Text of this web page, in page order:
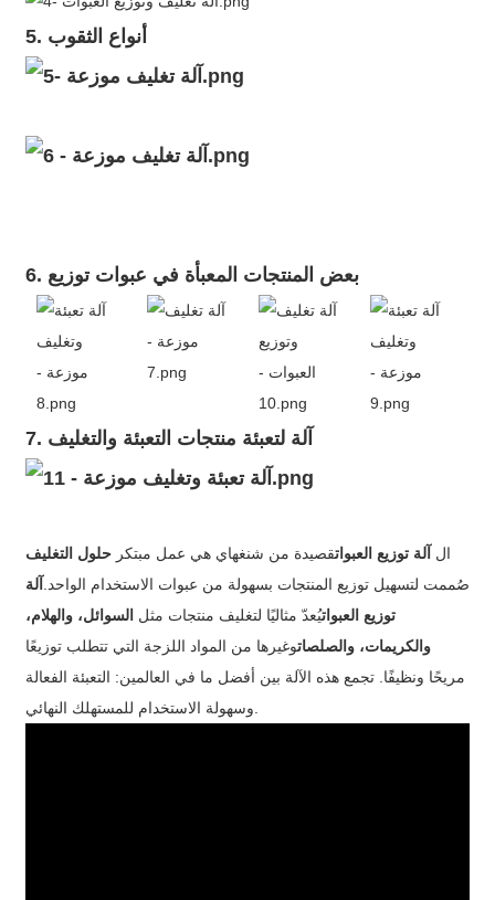
5. أنواع الثقوب
6. بعض المنتجات المعبأة في عبوات توزيع
7. آلة لتعبئة منتجات التعبئة والتغليف
ال آلة توزيع العبواتقصيدة من شنغهاي هي عمل مبتكرحلول التغليف
صُممت لتسهيل توزيع المنتجات بسهولة من عبوات الاستخدام الواحد. آلة
توزيع العبواتيُعدّ مثاليًا لتغليف منتجات مثل السوائل، والهلام،
والكريمات، والصلصاتوغيرها من المواد اللزجة التي تتطلب توزيعًا
مريحًا ونظيفًا. تجمع هذه الآلة بين أفضل ما في العالمين: التعبئة الفعالة
وسهولة الاستخدام للمستهلك النهائي.